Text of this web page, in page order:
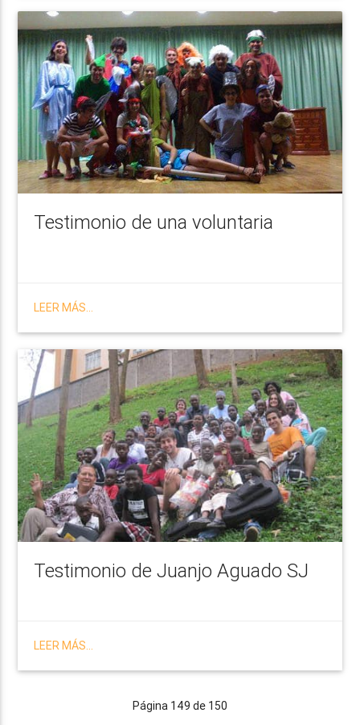
Testimonio de una voluntaria
LEER MÁS...
Testimonio de Juanjo Aguado SJ
LEER MÁS...
Página 149 de 150